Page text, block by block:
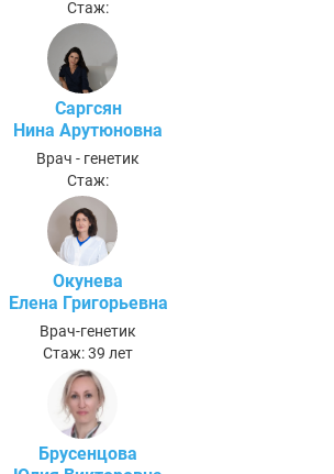
Стаж:
Саргсян
Нина Арутюновна
Врач - генетик
Стаж:
Окунева
Елена Григорьевна
Врач-генетик
Стаж: 39 лет
Брусенцова